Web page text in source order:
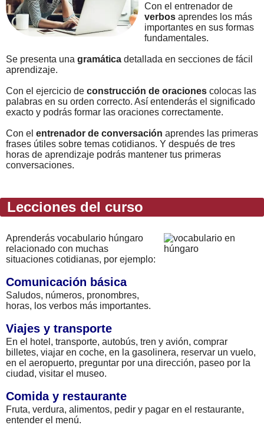
Con el entrenador de
verbos aprendes los más
importantes en sus formas
fundamentales.
Se presenta una gramática detallada en secciones de fácil
aprendizaje.
Con el ejercicio de construcción de oraciones colocas las
palabras en su orden correcto. Así entenderás el significado
exacto y podrás formar las oraciones correctamente.
Con el entrenador de conversación aprendes las primeras
frases útiles sobre temas cotidianos. Y después de tres
horas de aprendizaje podrás mantener tus primeras
conversaciones.
Lecciones del curso
Aprenderás vocabulario húngaro
relacionado con muchas
situaciones cotidianas, por ejemplo:
Comunicación básica
Saludos, números, pronombres,
horas, los verbos más importantes.
Viajes y transporte
En el hotel, transporte, autobús, tren y avión, comprar
billetes, viajar en coche, en la gasolinera, reservar un vuelo,
en el aeropuerto, preguntar por una dirección, paseo por la
ciudad, visitar el museo.
Comida y restaurante
Fruta, verdura, alimentos, pedir y pagar en el restaurante,
entender el menú.